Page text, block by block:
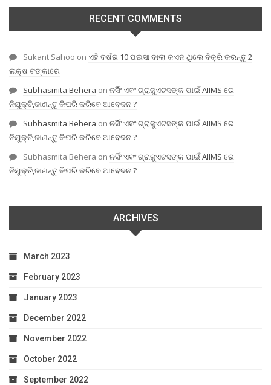
RECENT COMMENTS
Sukant Sahoo on ଏହି ବର୍ଷର 10 ପଇସା ବାଲା କଏନ ଥିଲେ ବିକ୍ରି କରନ୍ତୁ 2
ଲକ୍ଷ ଟଙ୍କାରେ
Subhasmita Behera on ନର୍ସିଂ ଏବଂ ଗ୍ରାଜୁଏଟସଙ୍କ ପାଇଁ AIIMS ରେ
ନିଯୁକ୍ତି,ଜାଣନ୍ତୁ କିପରି କରିବେ ଆବେଦନ ?
Subhasmita Behera on ନର୍ସିଂ ଏବଂ ଗ୍ରାଜୁଏଟସଙ୍କ ପାଇଁ AIIMS ରେ
ନିଯୁକ୍ତି,ଜାଣନ୍ତୁ କିପରି କରିବେ ଆବେଦନ ?
Subhasmita Behera on ନର୍ସିଂ ଏବଂ ଗ୍ରାଜୁଏଟସଙ୍କ ପାଇଁ AIIMS ରେ
ନିଯୁକ୍ତି,ଜାଣନ୍ତୁ କିପରି କରିବେ ଆବେଦନ ?
ARCHIVES
March 2023
February 2023
January 2023
December 2022
November 2022
October 2022
September 2022